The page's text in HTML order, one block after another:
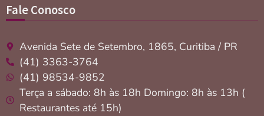
Fale Conosco
Avenida Sete de Setembro, 1865, Curitiba / PR
(41) 3363-3764
(41) 98534-9852
Terça a sábado: 8h às 18h Domingo: 8h às 13h (
Restaurantes até 15h)